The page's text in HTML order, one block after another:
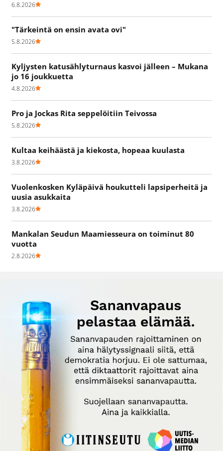
6.8.2026
"Tärkeintä on ensin avata ovi"
5.8.2026
Kyljysten katusählyturnaus kasvoi jälleen – Mukana
jo 16 joukkuetta
4.8.2026
Pro ja Jockas Rita seppelöitiin Teivossa
5.8.2026
Kultaa keihäästä ja kiekosta, hopeaa kuulasta
3.8.2026
Vuolenkosken Kyläpäivä houkutteli lapsiperheitä ja
uusia asukkaita
3.8.2026
Mankalan Seudun Maamiesseura on toiminut 80
vuotta
2.8.2026